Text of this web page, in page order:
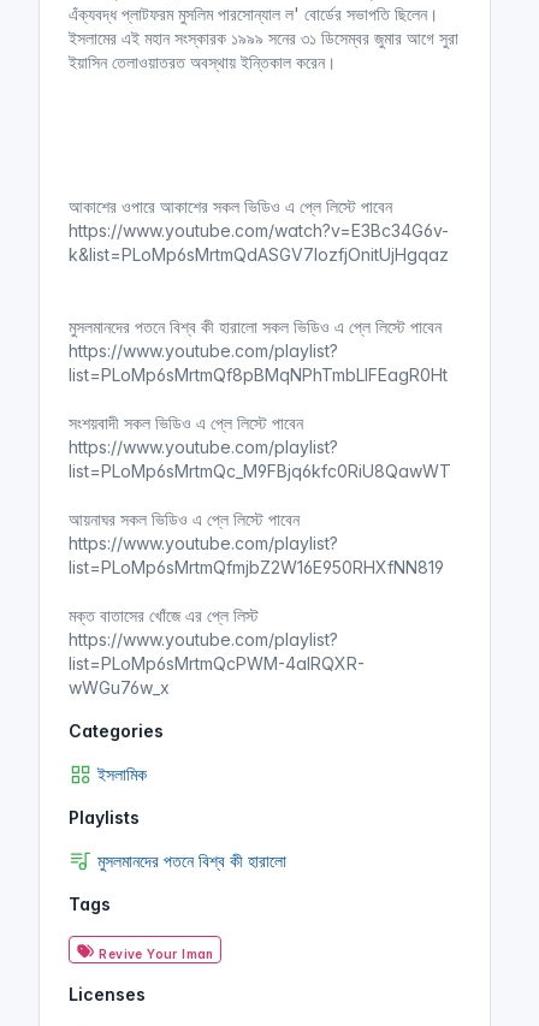
এঁক্যবদ্ধ প্লাটফরম মুসলিম পারসোন্যাল ল' বোর্ডের সভাপতি ছিলেন।
ইসলামের এই মহান সংস্কারক ১৯৯৯ সনের ৩১ ডিসেম্বর জুমার আগে সুরা
ইয়াসিন তেলাওয়াতরত অবস্থায় ইন্তিকাল করেন।
আকাশের ওপারে আকাশের সকল ভিডিও এ প্লে লিস্টে পাবেন
https://www.youtube.com/watch?v=E3Bc34G6v-
k&list=PLoMp6sMrtmQdASGV7lozfjOnitUjHgqaz
মুসলমানদের পতনে বিশ্ব কী হারালো সকল ভিডিও এ প্লে লিস্টে পাবেন
https://www.youtube.com/playlist?
list=PLoMp6sMrtmQf8pBMqNPhTmbLIFEagR0Ht
সংশয়বাদী সকল ভিডিও এ প্লে লিস্টে পাবেন
https://www.youtube.com/playlist?
list=PLoMp6sMrtmQc_M9FBjq6kfc0RiU8QawWT
আয়নাঘর সকল ভিডিও এ প্লে লিস্টে পাবেন
https://www.youtube.com/playlist?
list=PLoMp6sMrtmQfmjbZ2W16E950RHXfNN819
মক্ত বাতাসের খোঁজে এর প্লে লিস্ট
https://www.youtube.com/playlist?
list=PLoMp6sMrtmQcPWM-4aIRQXR-
wWGu76w_x
Categories
ইসলামিক
Playlists
মুসলমানদের পতনে বিশ্ব কী হারালো
Tags
Revive Your Iman
Licenses